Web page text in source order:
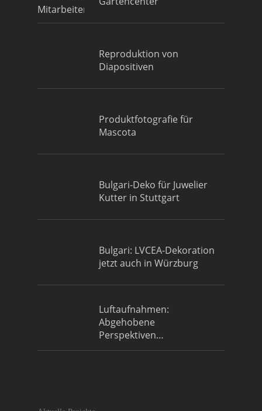
Reproduktion von
Diapositiven
Produktfotografie für
Mascota
Bulgari-Deko für Juwelier
Kutter in Stuttgart
Bulgari: LVCEA-Dekoration
jetzt auch in Würzburg
Luftaufnahmen:
Abgehobene
Perspektiven…